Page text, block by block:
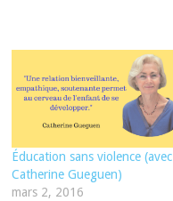
Éducation sans violence (avec
Catherine Gueguen)
mars 2, 2016